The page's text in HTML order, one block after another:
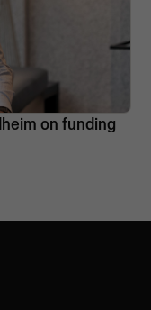
on funding